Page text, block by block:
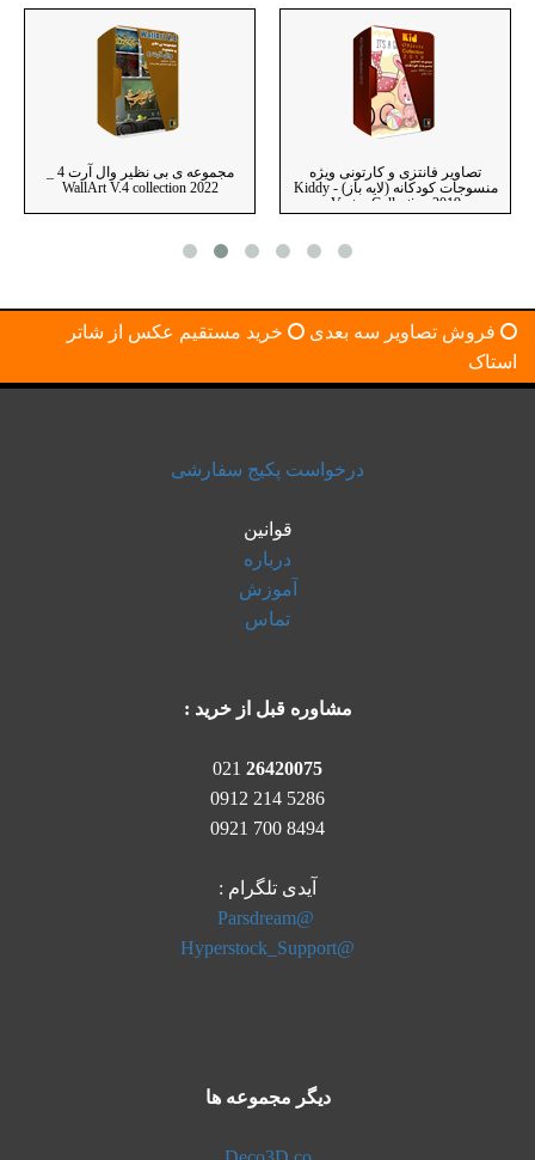
تصاویر فانتزی و کارتونی ویژه
منسوجات کودکانه (لایه باز) - Kiddy
مجموعه تصاویر پوستر دیواری
ورژن 3 - WallArt V.3
فروش تصاویر سه بعدی
خرید مستقیم عکس از شاتر
استاک
درخواست پکیج سفارشی
قوانین
درباره
آموزش
تماس
مشاوره قبل از خرید :
021 26420075
5286 214 0912
8494 700 0921
آیدی تلگرام :
@Parsdream
@Hyperstock_Support
دیگر مجموعه ها